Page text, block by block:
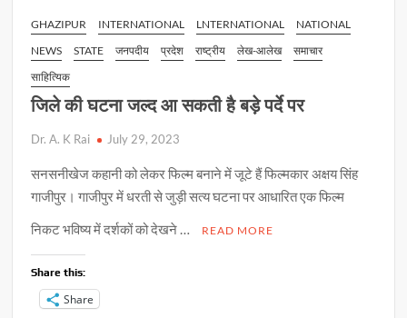
2023
GHAZIPUR INTERNATIONAL LNTERNATIONAL
NATIONAL
NEWS
STATE जनपदीय प्रदेश राष्ट्रीय लेख-आलेख
समाचार
साहित्यिक
जिले की घटना जल्द आ सकती है बड़े पर्दे पर
Dr. A. K Rai July 29, 2023
सनसनीखेज कहानी को लेकर फिल्म बनाने में जूटे हैं फिल्मकार अक्षय सिंह
गाजीपुर। गाजीपुर में धरती से जुड़ी सत्य घटना पर आधारित एक फिल्म
निकट भविष्य में दर्शकों को देखने …
READ MORE
Share this:
Share